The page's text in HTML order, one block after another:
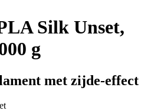
Silk Unset,
g
met zijde-effect